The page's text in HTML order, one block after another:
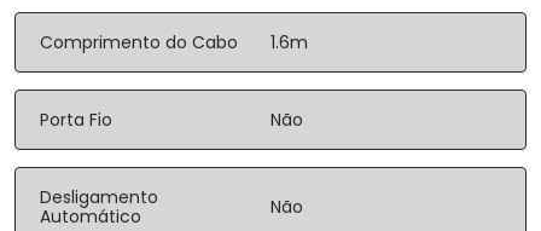
Comprimento do Cabo 1.6m
Porta Fio Não
Desligamento
Automático
Não